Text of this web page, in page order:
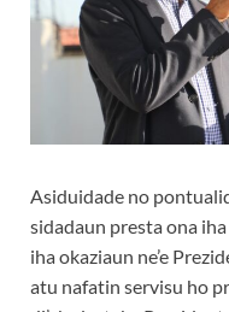
Asiduidade no
sidadaun presta ona
iha okaziaun ne’e
atu nafatin servisu ho